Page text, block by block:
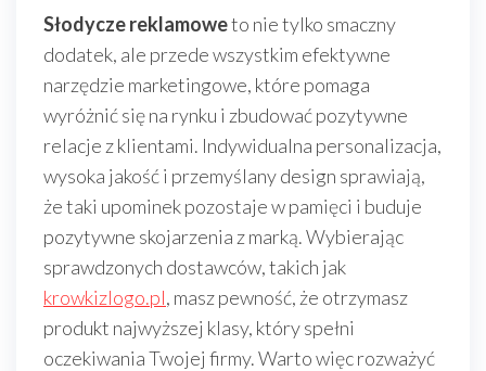
Słodycze reklamoweto nie tylko smaczny
dodatek, ale przede wszystkim efektywne
narzędzie marketingowe, które pomaga
wyróżnić się na rynku i zbudować pozytywne
relacje z klientami. Indywidualna personalizacja,
wysoka jakość i przemyślany design sprawiają,
że taki upominek pozostaje w pamięci i buduje
pozytywne skojarzenia z marką. Wybierając
sprawdzonych dostawców, takich jak
krowkizlogo.pl, masz pewność, że otrzymasz
produkt najwyższej klasy, który spełni
oczekiwania Twojej firmy. Warto więc rozważyć